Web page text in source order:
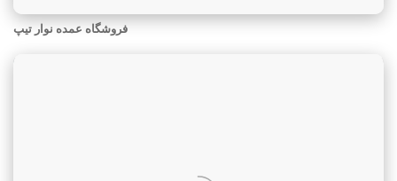
فروشگاه عمده نوار تیپ